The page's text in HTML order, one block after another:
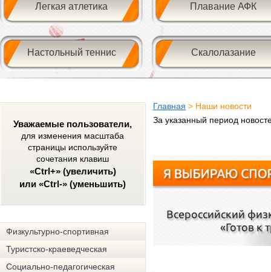
Легкая атлетика Плавание АФК
Настольный теннис Скалолазание
Уважаемые пользователи,
для изменения масштаба
страницы используйте
сочетания клавиш
«Ctrl+» (увеличить)
или «Ctrl-» (уменьшить)
Физкультурно-спортивная
Туристско-краеведческая
Социально-педагогическая
Главная > Наши новости
За указанный период